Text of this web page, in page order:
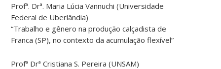
Profª. Drª. Maria Lúcia Vannuchi (Universidade
Federal de Uberlândia)
“Trabalho e gênero na produção calçadista de
Franca (SP), no contexto da acumulação flexível”
Profª Drª Cristiana S. Pereira (UNSAM)